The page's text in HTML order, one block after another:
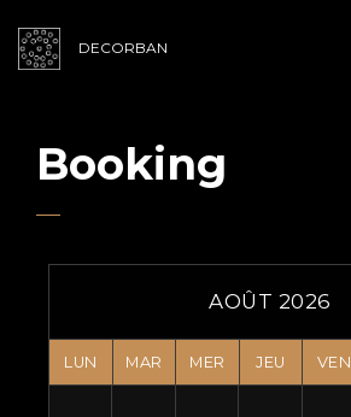
DECORBAN
Booking
AOÛT 2026
LUN MAR MER JEU VEN